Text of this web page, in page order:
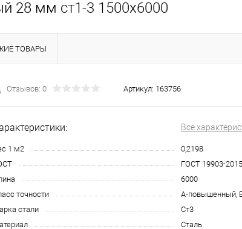
28 мм ст1-3 1500х6000
ТОВАРЫ
Отзывов: 0 Артикул: 163756
Все
1 м2
0,2198
ГОСТ 19903-2015
6000
точности
А-повышенный,
стали
Ст3
Сталь